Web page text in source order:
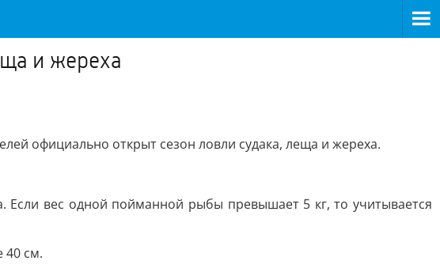
и жереха
официально открыт сезон ловли судака, леща и жереха.
вес одной пойманной рыбы превышает 5 кг, то учитывается
40 см.